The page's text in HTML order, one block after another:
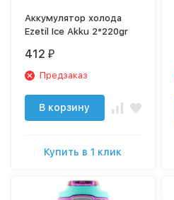
Аккумулятор холода
Ezetil Ice Akku 2*220gr
412 ₽
Предзаказ
В корзину
Купить в 1 клик